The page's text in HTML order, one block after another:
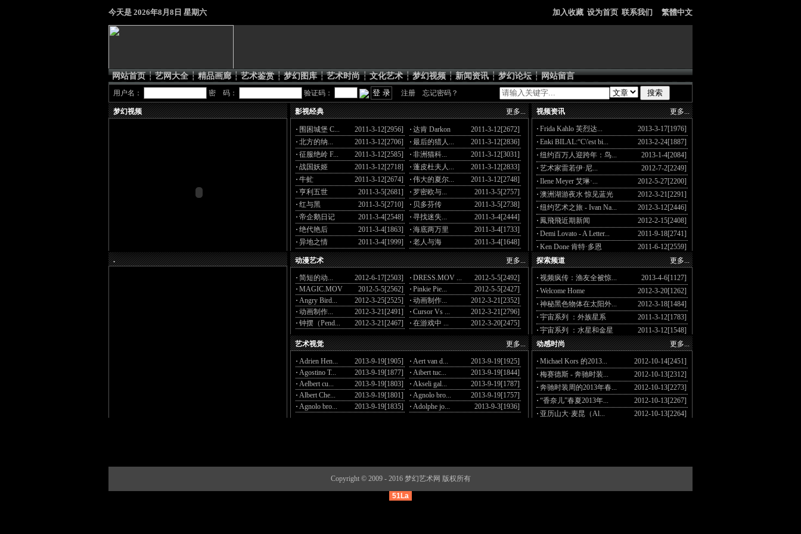
今天是 2026年8月8日 星期六 加入收藏 设为首页 联系我们 繁體中文
网站首页 ┆ 艺网大全 ┆ 精品画廊 ┆ 艺术鉴赏 ┆ 梦幻图库 ┆ 艺术时尚 ┆ 文化艺术 ┆ 梦幻视频 ┆ 新闻资讯 ┆ 梦幻论坛 ┆ 网站留言
用户名： 密 码： 验证码： 注册 忘记密码？
梦幻视频 更多...
视频资讯
· Frida Kahlo 芙烈达...
2013-3-17[1976]
· Enki BILAL:“C\'est bi...
2013-2-24[1887]
· 纽约百万人迎跨年：鸟...
2013-1-4[2084]
· 艺术家雷若伊·尼...
2012-7-2[2249]
· Ilene Meyer 艾琳·...
2012-5-27[2200]
· 澳洲湖游夜水 惊见蓝光
2012-3-21[2291]
· 纽约艺术之旅 - Ivan Na...
2012-3-12[2446]
· 鳳飛飛近期新闻
2012-2-15[2408]
· Demi Lovato - A Letter...
2011-9-18[2741]
· Ken Done 肯特·多恩 2011-6-12[2559]
更多...
影视经典
· 围困城堡 C... 2011-3-12[2956] · 达肯 Darkon
2011-3-12[2672]
· 北方的纳... 2011-3-12[2706] · 最后的猎人...
2011-3-12[2836]
· 征服绝岭 F... 2011-3-12[2585] · 非洲猫科...
2011-3-12[3031]
· 战国妖姬 2011-3-12[2718] · 蓬皮杜夫人...
2011-3-12[2833]
· 牛虻 2011-3-12[2674] · 伟大的夏尔...
2011-3-12[2748]
· 亨利五世 2011-3-5[2681] · 罗密欧与...
2011-3-5[2757]
· 红与黑 2011-3-5[2710] · 贝多芬传
2011-3-5[2738]
· 帝企鹅日记 2011-3-4[2548] · 寻找迷失...
2011-3-4[2444]
· 绝代艳后 2011-3-4[1863] · 海底两万里
2011-3-4[1733]
· 异地之情 2011-3-4[1999] · 老人与海 2011-3-4[1648]
更多...
探索频道
· 视频疯传：渔友全被惊...
2013-4-6[1127]
· Welcome Home
2012-3-20[1262]
· 神秘黑色物体在太阳外...
2012-3-18[1484]
· 宇宙系列 ：外族星系
2011-3-12[1783]
· 宇宙系列 ：水星和金星 2011-3-12[1548]
. 更多...
动漫艺术
· 简短的动... 2012-6-17[2503] · DRESS.MOV ...
2012-5-5[2492]
· MAGIC.MOV 2012-5-5[2562] · Pinkie Pie...
2012-5-5[2427]
· Angry Bird... 2012-3-25[2525] · 动画制作...
2012-3-21[2352]
· 动画制作... 2012-3-21[2491] · Cursor Vs ...
2012-3-21[2796]
· 钟摆（Pend... 2012-3-21[2467] · 在游戏中 ... 2012-3-20[2475]
更多...
动感时尚
· Michael Kors 的2013...
2012-10-14[2451]
· 梅赛德斯 - 奔驰时装...
2012-10-13[2312]
· 奔驰时装周的2013年春...
2012-10-13[2273]
· “香奈儿”春夏2013年...
2012-10-13[2267]
· 亚历山大·麦昆（Al... 2012-10-13[2264]
更多...
艺术视觉
· Adrien Hen... 2013-9-19[1905] · Aert van d...
2013-9-19[1925]
· Agostino T... 2013-9-19[1877] · Aibert tuc...
2013-9-19[1844]
· Aelbert cu... 2013-9-19[1803] · Akseli gal...
2013-9-19[1787]
· Albert Che... 2013-9-19[1801] · Agnolo bro...
2013-9-19[1757]
· Agnolo bro... 2013-9-19[1835] · Adolphe jo... 2013-9-3[1936]
Copyright © 2009 - 2016 梦幻艺术网 版权所有
51La